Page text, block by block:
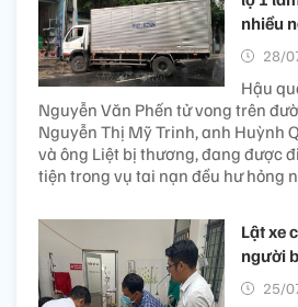
nhiều
28/
Hậu
Nguyễn Văn Phến tử vong trên
Nguyễn Thị Mỹ Trinh, anh Huỳnh
và ông Liệt bị thương, đang được
tiện trong vụ tai nạn đều hư hỏng
Lật xe
người
25/